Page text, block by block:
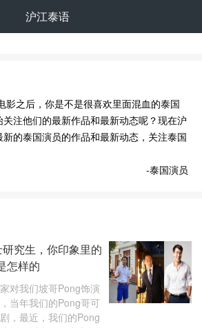
沪江泰语
泰国演员
影之后，你是不是很喜欢里面混血的泰国
注他们的最新作品和最新动态呢？现在沪
的泰国演员的作品和最新动态，关注泰国
-泰国演员
究生，你印象里的
怎样的
对我们坡哥Pong饰演
当年我们的Pong哥可
，最近，我们的Pong